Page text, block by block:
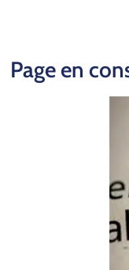
Page en